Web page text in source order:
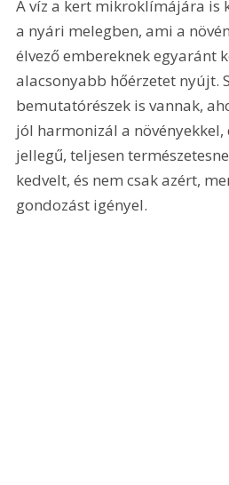
A víz a kert mikroklímájára is
a nyári melegben, ami a
élvező embereknek egyaránt
alacsonyabb hőérzetet nyújt.
bemutatórészek is vannak,
jól harmonizál a
jellegű, teljesen
kedvelt, és nem csak azért,
gondozást igényel.